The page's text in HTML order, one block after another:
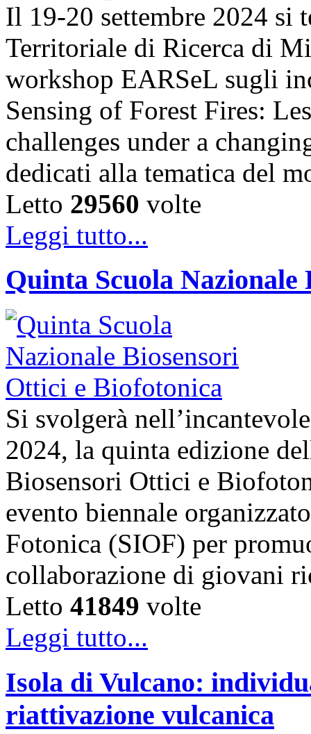
Il 19-20 settembre 2024 si
Territoriale di Ricerca di
workshop EARSeL sugli
Sensing of Forest Fires:
challenges under a
dedicati alla tematica del
Letto 29560 volte
Leggi tutto...
Quinta Scuola
Si svolgerà
2024, la quinta edizione
Biosensori Ottici e
evento biennale
Fotonica (SIOF) per
collaborazione di giovani
Letto 41849 volte
Leggi tutto...
Isola di Vulcano:
riattivazione vulcanica